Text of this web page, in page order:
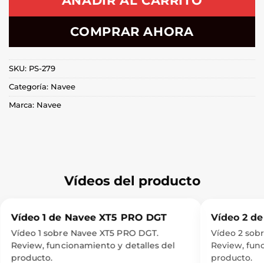
COMPRAR AHORA
SKU: PS-279
Categoría: Navee
Marca: Navee
Vídeos del producto
Vídeo 1 de Navee XT5 PRO DGT
Vídeo 1 sobre Navee XT5 PRO DGT.
Review, funcionamiento y detalles del
producto.
Vídeo 2 de
Vídeo 2
Review,
producto.